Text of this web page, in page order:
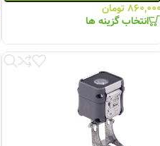
تومان
انتخاب گزینه ها